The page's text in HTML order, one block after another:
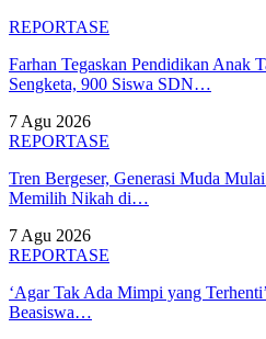
REPORTASE
Farhan Tegaskan Pendidikan Anak
Sengketa, 900 Siswa SDN…
7 Agu 2026
REPORTASE
Tren Bergeser, Generasi Muda
Memilih Nikah di…
7 Agu 2026
REPORTASE
‘Agar Tak Ada Mimpi yang
Beasiswa…